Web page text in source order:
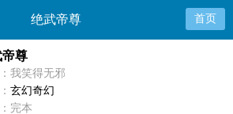
绝武帝尊 首页
尊
我笑得无邪
玄幻奇幻
完本